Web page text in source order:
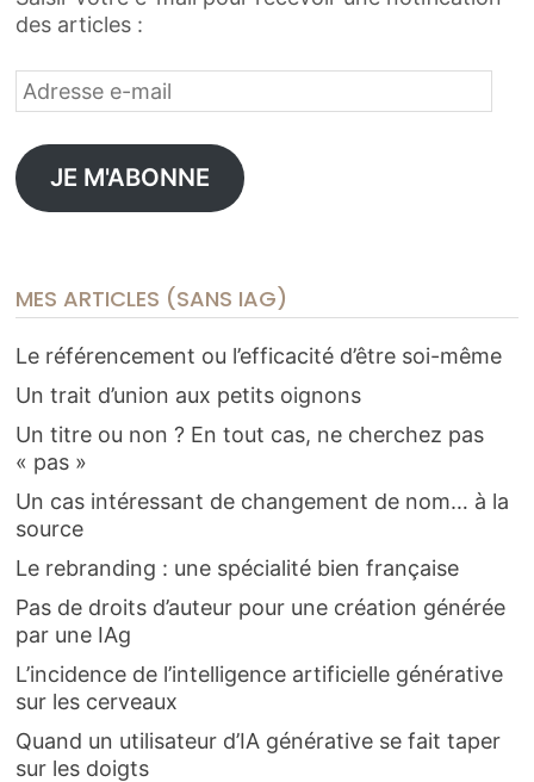
des articles :
Adresse
e-
JE M'ABONNE
MES ARTICLES (SANS IAG)
Le référencement ou l’efficacité d’être soi-même
Un trait d’union aux petits oignons
Un titre ou non ? En tout cas, ne cherchez pas
« pas »
Un cas intéressant de changement de nom… à la
source
Le rebranding : une spécialité bien française
Pas de droits d’auteur pour une création générée
par une IAg
L’incidence de l’intelligence artificielle générative
sur les cerveaux
Quand un utilisateur d’IA générative se fait taper
sur les doigts